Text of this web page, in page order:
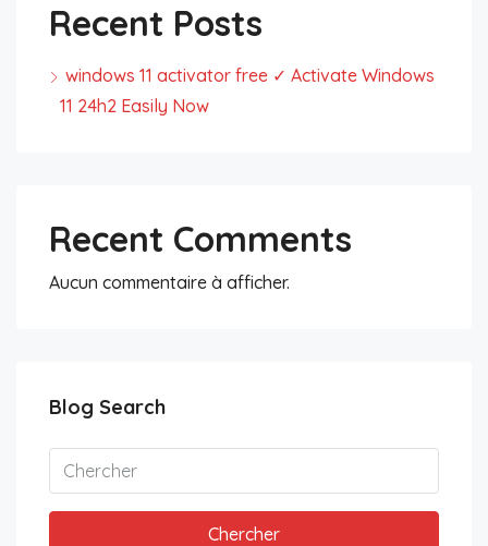
Recent Posts
windows 11 activator free ✓ Activate Windows
11 24h2 Easily Now
Recent Comments
Aucun commentaire à afficher.
Blog Search
Chercher